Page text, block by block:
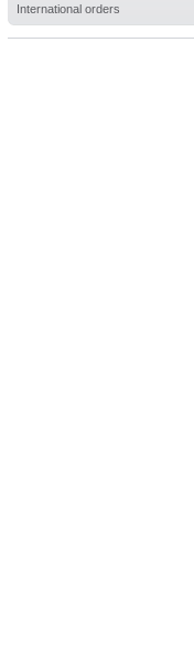
International orders